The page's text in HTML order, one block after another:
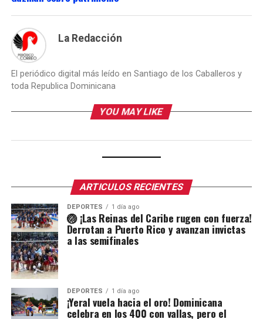
La Redacción
El periódico digital más leído en Santiago de los Caballeros y
toda Republica Dominicana
YOU MAY LIKE
ARTICULOS RECIENTES
DEPORTES 1 día ago
🏐 ¡Las Reinas del Caribe rugen con fuerza!
Derrotan a Puerto Rico y avanzan invictas
a las semifinales
DEPORTES 1 día ago
¡Yeral vuela hacia el oro! Dominicana
celebra en los 400 con vallas, pero el